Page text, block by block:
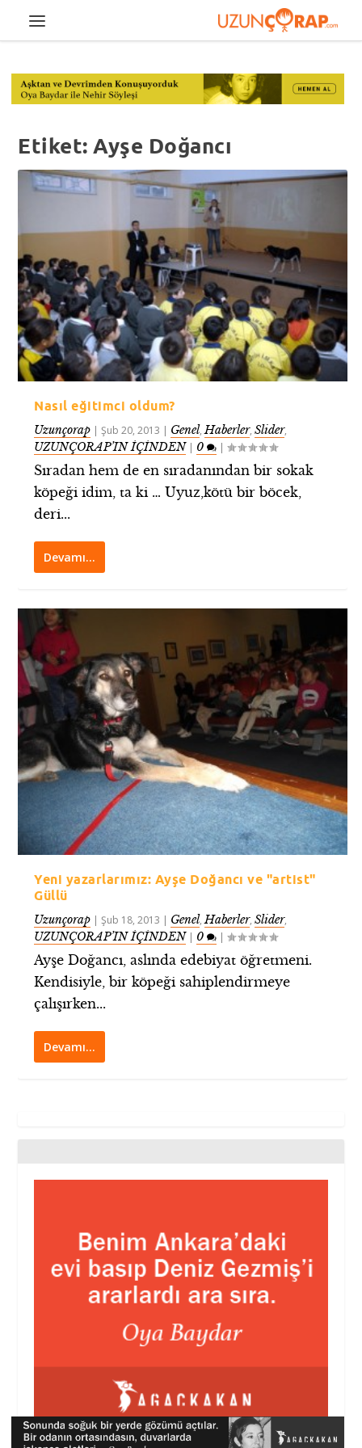
Etiket:Ayşe Doğancı
Nasıl eğitimci oldum?
Uzunçorap |Şub 20, 2013 | Genel,Haberler,Slider,
UZUNÇORAP’IN İÇİNDEN| 0 |
Sıradan hem de en sıradanından bir sokak
köpeği idim, ta ki … Uyuz,kötü bir böcek,
deri...
Devamı…
Yeni yazarlarımız: Ayşe Doğancı ve "artist"
Güllü
Uzunçorap |Şub 18, 2013 Genel,Haberler,Slider,
UZUNÇORAP’IN İÇİNDEN 0 |
Ayşe Doğancı, aslında edebiyat öğretmeni.
Kendisiyle, bir köpeği sahiplendirmeye
çalışırken...
Devamı…